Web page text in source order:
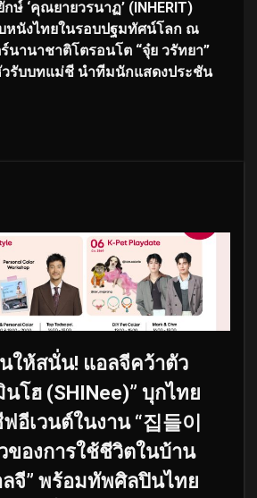
ษ์ ‘คุณยายวรนาฏ’ (INHERIT)
หนังไทยในรอบปฐมทัศน์โลก ณ
นานาชาติโตรอนโต “จุ๋ย วรัทยา”
รับบทแม่ชี นำทีมนักแสดงประชัน
ให้สนั่น! แอลจีคว้าตัว
โฮ (SHINee)” บุกไทย
อีเวนต์ในงาน “집들이
ของการใช้ชีวิตในบ้าน
จี” พร้อมทัพศิลปินไทย